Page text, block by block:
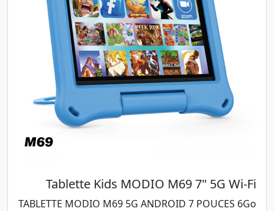
Tablette Kids MODIO M69 7" 5G Wi-Fi
TABLETTE MODIO M69 5G ANDROID 7 POUCES 6Go